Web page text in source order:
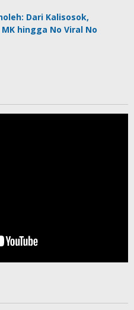
Dari Kalisosok,
hingga No Viral No